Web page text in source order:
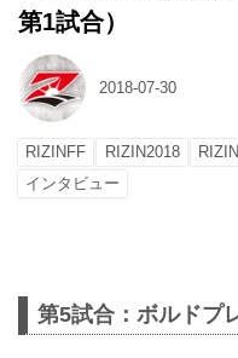
第1試合）
2018-07-30
RIZINFF RIZIN2018
インタビュー
第5試合：ボルドプ